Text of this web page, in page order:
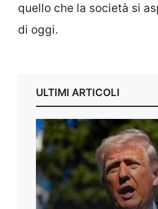
quello che la società si
di oggi.
ULTIMI ARTICOLI